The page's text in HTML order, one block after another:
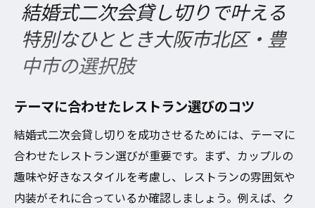
結婚式二次会貸し切りで叶える
特別なひととき大阪市北区・豊
中市の選択肢
テーマに合わせたレストラン選びのコツ
結婚式二次会貸し切りを成功させるためには、テーマに
合わせたレストラン選びが重要です。まず、カップルの
趣味や好きなスタイルを考慮し、レストランの雰囲気や
内装がそれに合っているか確認しましょう。例えば、ク